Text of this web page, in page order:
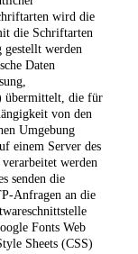
wird die
die Schriftarten
werden
Daten
übermittelt, die für
von den
Umgebung
einem Server des
werden
senden die
Anfragen an die
Fonts Web
Sheets (CSS)